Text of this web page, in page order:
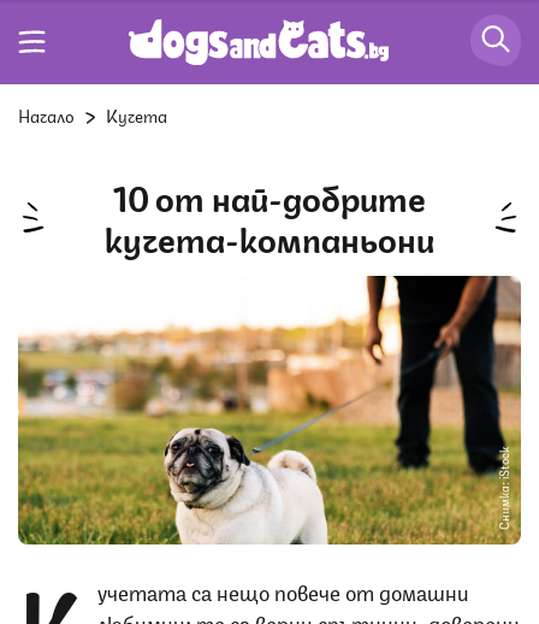
Начало Кучета
10 от най-добрите
кучета-компаньони
Снимка: iStock
учетата са нещо повече от домашни